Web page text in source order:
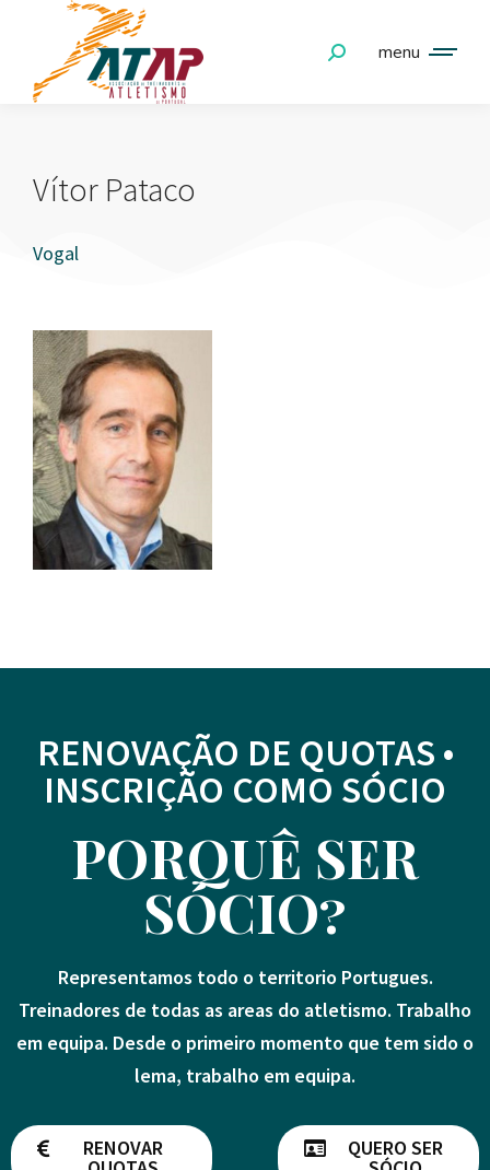
menu
Vítor Pataco
Vogal
RENOVAÇÃO DE QUOTAS •
INSCRIÇÃO COMO SÓCIO
PORQUÊ SER
SÓCIO?
Representamos todo o territorio Portugues.
Treinadores de todas as areas do atletismo. Trabalho
em equipa. Desde o primeiro momento que tem sido o
lema, trabalho em equipa.
RENOVAR QUERO SER